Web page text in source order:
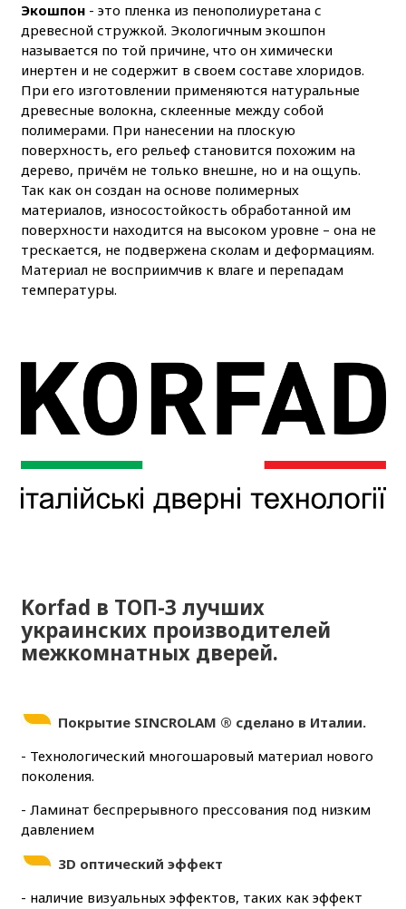
Экошпон- это пленка из пенополиуретана с
древесной стружкой. Экологичным экошпон
называется по той причине, что он химически
инертен и не содержит в своем составе хлоридов.
При его изготовлении применяются натуральные
древесные волокна, склеенные между собой
полимерами. При нанесении на плоскую
поверхность, его рельеф становится похожим на
дерево, причём не только внешне, но и на ощупь.
Так как он создан на основе полимерных
материалов, износостойкость обработанной им
поверхности находится на высоком уровне – она не
трескается, не подвержена сколам и деформациям.
Материал не восприимчив к влаге и перепадам
температуры.
Korfad в ТОП-3 лучших
украинских производителей
межкомнатных дверей.
Покрытие SINCROLAM ® сделано в Италии.
- Технологический многошаровый материал нового
поколения.
- Ламинат беспрерывного прессования под низким
давлением
3D оптический эффект
- наличие визуальных эффектов, таких как эффект